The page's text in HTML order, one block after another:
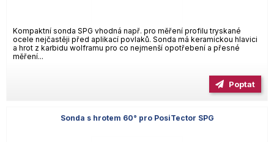
Kompaktní sonda SPG vhodná např. pro měření profilu tryskané
ocele nejčastěji před aplikací povlaků. Sonda má keramickou hlavici
a hrot z karbidu wolframu pro co nejmenší opotřebení a přesné
měření...
Poptat
Sonda s hrotem 60° pro PosiTector SPG